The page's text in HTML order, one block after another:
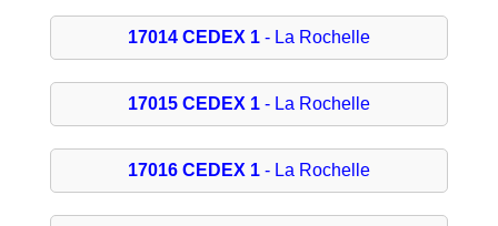
17014 CEDEX 1- La Rochelle
17015 CEDEX 1- La Rochelle
17016 CEDEX 1- La Rochelle